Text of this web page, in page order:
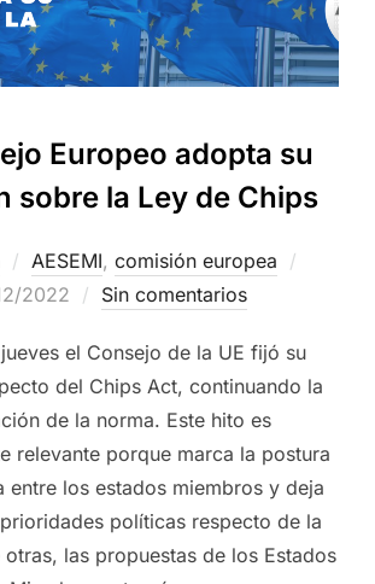
Europeo adopta su
sobre la Ley de Chips
AESEMI, comisión europea
2022
Sin comentarios
el Consejo de la UE fijó su
del Chips Act, continuando la
de la norma. Este hito es
relevante porque marca la postura
entre los estados miembros y deja
políticas respecto de la
otras, las propuestas de los Estados